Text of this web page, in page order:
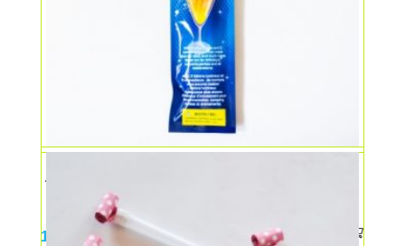
Accesorii party – Paie luminoase
10,00 lei